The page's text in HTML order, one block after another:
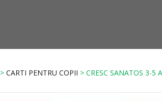
>CARTI PENTRU COPII > CRESC SANATOS 3-5